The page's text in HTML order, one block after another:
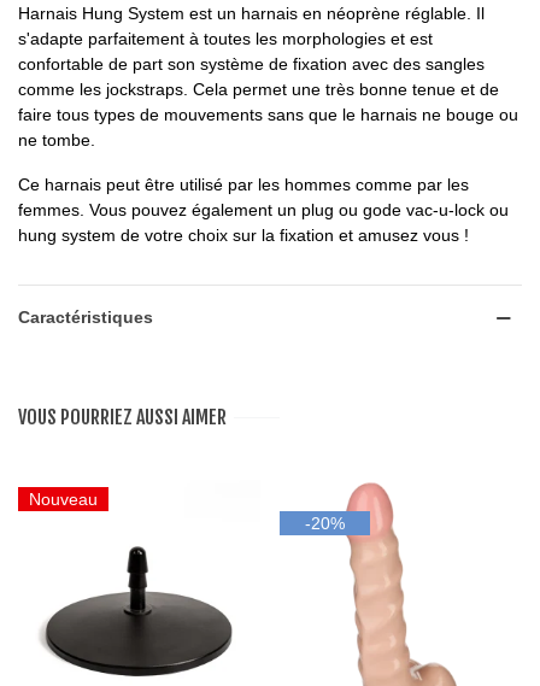
Harnais Hung System est un harnais en néoprène réglable. Il
s'adapte parfaitement à toutes les morphologies et est
confortable de part son système de fixation avec des sangles
comme les jockstraps. Cela permet une très bonne tenue et de
faire tous types de mouvements sans que le harnais ne bouge ou
ne tombe.
Ce harnais peut être utilisé par les hommes comme par les
femmes. Vous pouvez également un plug ou gode vac-u-lock ou
hung system de votre choix sur la fixation et amusez vous !
Caractéristiques
VOUS POURRIEZ AUSSI AIMER
Nouveau
-20%